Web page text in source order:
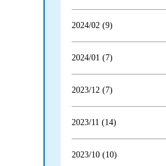
2024/02 (9)
2024/01 (7)
2023/12 (7)
2023/11 (14)
2023/10 (10)